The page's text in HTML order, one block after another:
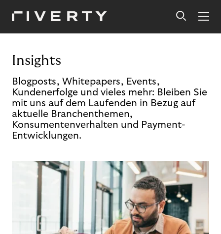
Insights
Blogposts, Whitepapers, Events,
Kundenerfolge und vieles mehr: Bleiben Sie
mit uns auf dem Laufenden in Bezug auf
aktuelle Branchenthemen,
Konsumentenverhalten und Payment-
Entwicklungen.